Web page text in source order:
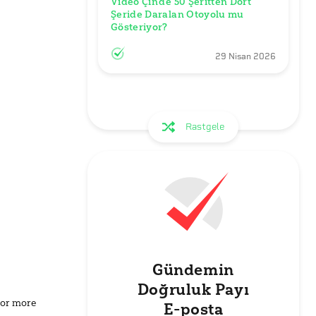
more
Şeride Daralan Otoyolu mu
Gösteriyor?
29 Nisan 2026
Rastgele
Gündemin
Doğruluk Payı
E-posta